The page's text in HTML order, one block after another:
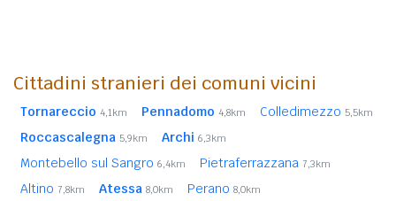
Cittadini stranieri dei comuni vicini
Tornareccio 4,1km Pennadomo 4,8km Colledimezzo 5,5km
Roccascalegna 5,9km Archi 6,3km
Montebello sul Sangro 6,4km Pietraferrazzana 7,3km
Altino 7,8km Atessa 8,0km Perano 8,0km